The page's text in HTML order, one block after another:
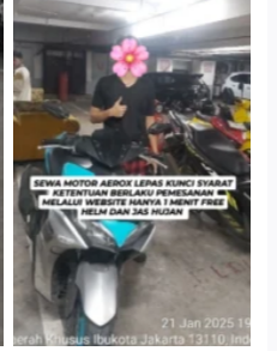
Cityplaza Jatinegara
Gedung Parkir P6A